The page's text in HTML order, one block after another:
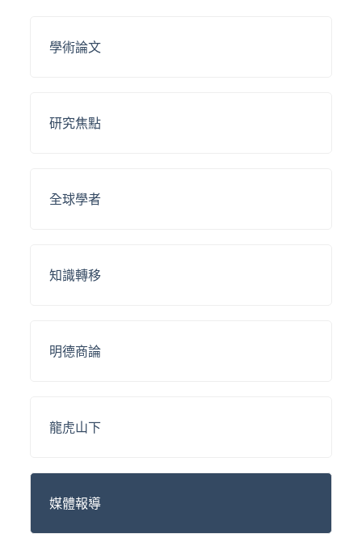
學術論文
研究焦點
全球學者
知識轉移
明德商論
龍虎山下
媒體報導